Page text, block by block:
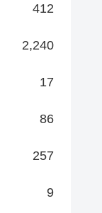
412
2,240
17
86
257
9